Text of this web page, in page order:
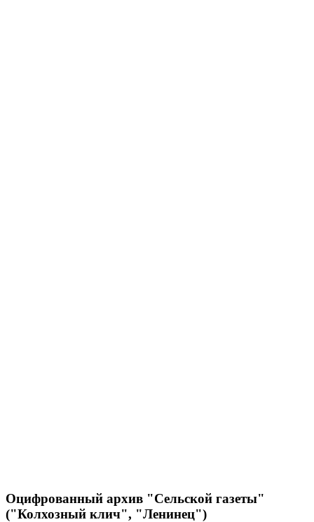
Оцифрованный архив "Сельской газеты"
("Колхозный клич", "Ленинец")